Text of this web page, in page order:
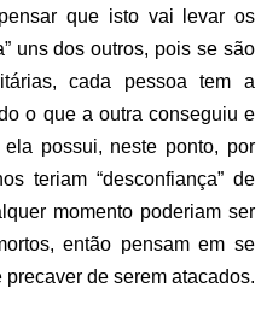
que isto vai levar os
uns dos outros, pois se são
cada pessoa tem a
o que a outra conseguiu e
possui, neste ponto, por
teriam “desconfiança” de
momento poderiam ser
então pensam em se
de serem atacados.